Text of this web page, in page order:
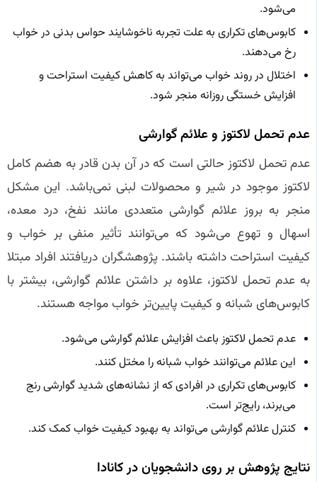
می‌شود.
کابوس‌های تکراری به علت تجربه ناخوشایند حواس بدنی در خواب
رخ می‌دهند.
اختلال در روند خواب می‌تواند به کاهش کیفیت استراحت و
افزایش خستگی روزانه منجر شود.
عدم تحمل لاکتوز و علائم گوارشی
عدم تحمل لاکتوز حالتی است که در آن بدن قادر به هضم کامل
لاکتوز موجود در شیر و محصولات لبنی نمی‌باشد. این مشکل
منجر به بروز علائم گوارشی متعددی مانند نفخ، درد معده،
اسهال و تهوع می‌شود که می‌توانند تأثیر منفی بر خواب و
کیفیت استراحت داشته باشند. پژوهشگران دریافتند افراد مبتلا
به عدم تحمل لاکتوز، علاوه بر داشتن علائم گوارشی، بیشتر با
کابوس‌های شبانه و کیفیت پایین‌تر خواب مواجه هستند.
عدم تحمل لاکتوز باعث افزایش علائم گوارشی می‌شود.
این علائم می‌توانند خواب شبانه را مختل کنند.
کابوس‌های تکراری در افرادی که از نشانه‌های شدید گوارشی رنج
می‌برند، رایج‌تر است.
کنترل علائم گوارشی می‌تواند به بهبود کیفیت خواب کمک کند.
نتایج پژوهش بر روی دانشجویان در کانادا